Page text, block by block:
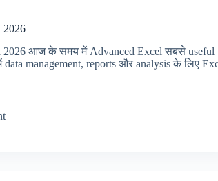
2026
2026 आज के समय में Advanced Excel सबसे useful
management, reports और analysis के लिए